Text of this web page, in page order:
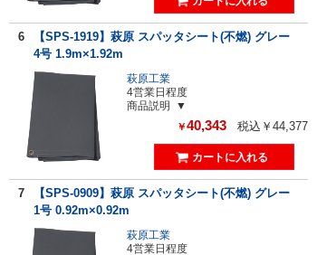
6
【SPS-1919】萩原 スパッタシート(不燃) グレー
4号 1.9m×1.92m
萩原工業
4営業日程度
商品説明
￥40,343 税込￥44,377
7
【SPS-0909】萩原 スパッタシート(不燃) グレー
1号 0.92m×0.92m
萩原工業
4営業日程度